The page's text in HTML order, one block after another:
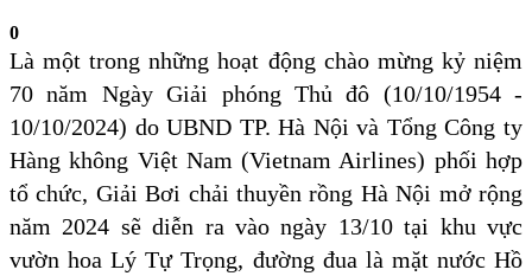
0
Là một trong những hoạt động chào mừng kỷ niệm
70 năm Ngày Giải phóng Thủ đô (10/10/1954 -
10/10/2024) do UBND TP. Hà Nội và Tổng Công ty
Hàng không Việt Nam (Vietnam Airlines) phối hợp
tổ chức, Giải Bơi chải thuyền rồng Hà Nội mở rộng
năm 2024 sẽ diễn ra vào ngày 13/10 tại khu vực
vườn hoa Lý Tự Trọng, đường đua là mặt nước Hồ